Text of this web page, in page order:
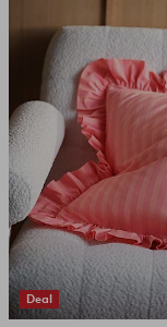
Deal